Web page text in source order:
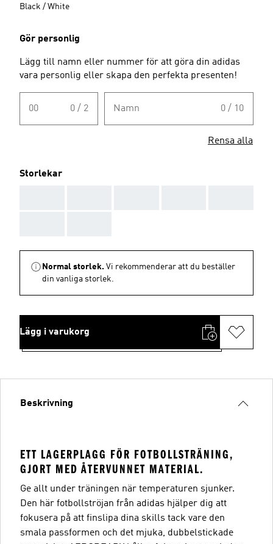
Black / White
Gör personlig
Lägg till namn eller nummer för att göra din adidas
vara personlig eller skapa den perfekta presenten!
00 0 / 2 Namn 0 / 10
Rensa alla
Storlekar
Normal storlek. Vi rekommenderar att du beställer
din vanliga storlek.
Lägg i varukorg
Beskrivning
ETT LAGERPLAGG FÖR FOTBOLLSTRÄNING,
GJORT MED ÅTERVUNNET MATERIAL.
Ge allt under träningen när temperaturen sjunker.
Den här fotbollströjan från adidas hjälper dig att
fokusera på att finslipa dina skills tack vare den
smala passformen och det mjuka, dubbelstickade